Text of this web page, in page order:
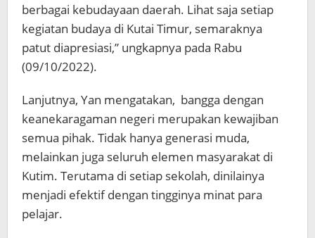
berbagai kebudayaan daerah. Lihat saja setiap
kegiatan budaya di Kutai Timur, semaraknya
patut diapresiasi,” ungkapnya pada Rabu
(09/10/2022).
Lanjutnya, Yan mengatakan, bangga dengan
keanekaragaman negeri merupakan kewajiban
semua pihak. Tidak hanya generasi muda,
melainkan juga seluruh elemen masyarakat di
Kutim. Terutama di setiap sekolah, dinilainya
menjadi efektif dengan tingginya minat para
pelajar.